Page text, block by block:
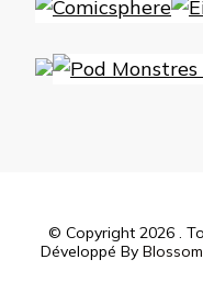
© Copyright 2026 .
Développé By